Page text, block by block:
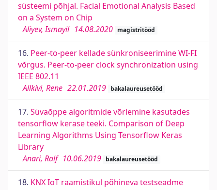
süsteemi põhjal. Facial Emotional Analysis Based
on a System on Chip
Aliyev, Ismayil 14.08.2020 magistritööd
16. Peer-to-peer kellade sünkroniseerimine WI-FI
võrgus. Peer-to-peer clock synchronization using
IEEE 802.11
Allkivi, Rene 22.01.2019 bakalaureusetööd
17. Süvaõppe algoritmide võrlemine kasutades
tensorflow kerase teeki. Comparison of Deep
Learning Algorithms Using Tensorflow Keras
Library
Anari, Ralf 10.06.2019 bakalaureusetööd
18. KNX IoT raamistikul põhineva testseadme